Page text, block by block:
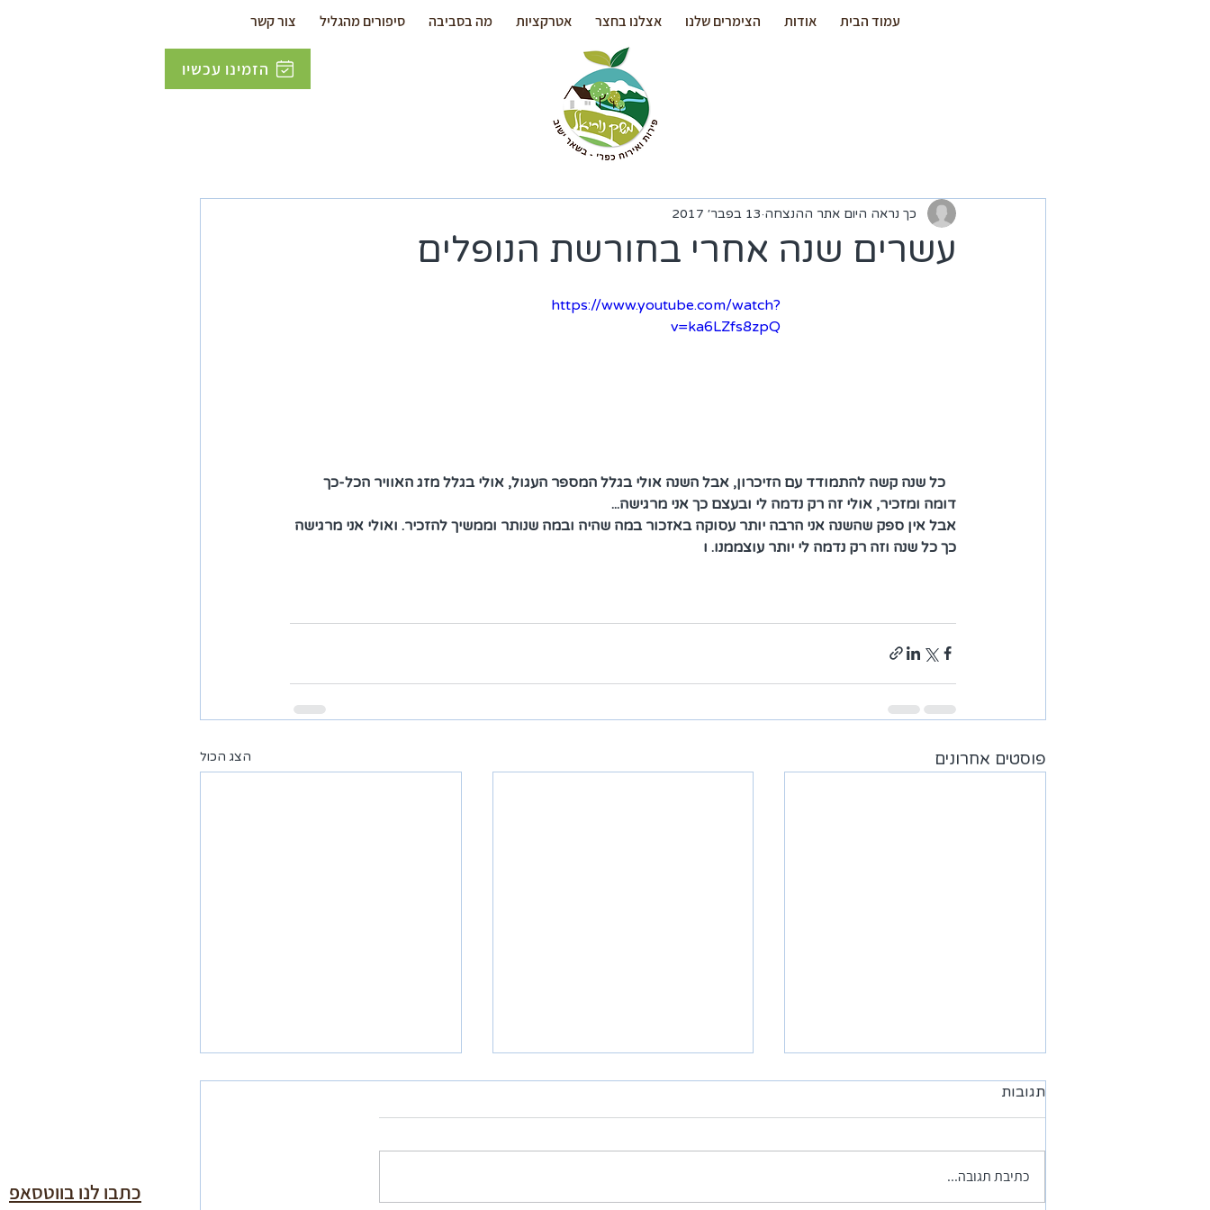
עמוד הבית אודות הצימרים שלנו אצלנו בחצר אטרקציות מה בסביבה סיפורים מהגליל צור קשר
הזמינו עכשיו
עשרים שנה אחרי בחורשת הנופלים
כך נראה היום אתר ההנצחה 13 בפבר׳ 2017
https://www.youtube.com/watch?
v=ka6LZfs8zpQ
   כל שנה קשה להתמודד עם הזיכרון, אבל השנה אולי בגלל המספר העגול, אולי בגלל מזג האוויר הכל-כך
דומה ומזכיר, אולי זה רק נדמה לי ובעצם כך אני מרגישה...
אבל אין ספק שהשנה אני הרבה יותר עסוקה באזכור במה שהיה ובמה שנותר וממשיך להזכיר. ואולי אני מרגישה
כך כל שנה וזה רק נדמה לי יותר עוצממנו. ו
פוסטים אחרונים הצג הכול
תגובות
כתיבת תגובה...
כתבו לנו בווטסאפ